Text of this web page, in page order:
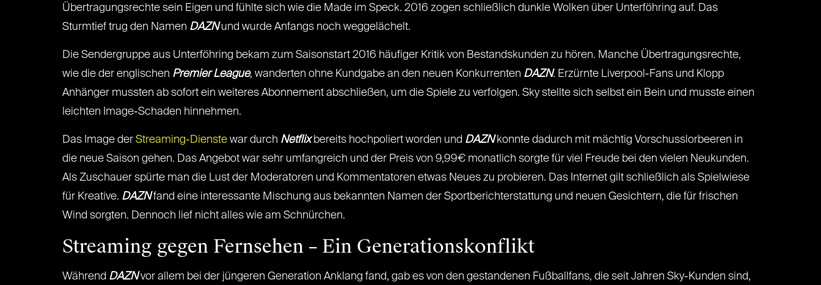
Übertragungsrechte sein Eigen und fühlte sich wie die Made im Speck. 2016 zogen schließlich dunkle Wolken über Unterföhring auf. Das
Sturmtief trug den Namen DAZNund wurde Anfangs noch weggelächelt.
Die Sendergruppe aus Unterföhring bekam zum Saisonstart 2016 häufiger Kritik von Bestandskunden zu hören. Manche Übertragungsrechte,
wie die der englischen Premier League, wanderten ohne Kundgabe an den neuen Konkurrenten DAZN. Erzürnte Liverpool-Fans und Klopp
Anhänger mussten ab sofort ein weiteres Abonnement abschließen, um die Spiele zu verfolgen. Sky stellte sich selbst ein Bein und musste einen
leichten Image-Schaden hinnehmen.
Das Image der Streaming-Dienste war durch Netflixbereits hochpoliert worden und DAZNkonnte dadurch mit mächtig Vorschusslorbeeren in
die neue Saison gehen. Das Angebot war sehr umfangreich und der Preis von 9,99€ monatlich sorgte für viel Freude bei den vielen Neukunden.
Als Zuschauer spürte man die Lust der Moderatoren und Kommentatoren etwas Neues zu probieren. Das Internet gilt schließlich als Spielwiese
für Kreative. DAZNfand eine interessante Mischung aus bekannten Namen der Sportberichterstattung und neuen Gesichtern, die für frischen
Wind sorgten. Dennoch lief nicht alles wie am Schnürchen.
Streaming gegen Fernsehen – Ein Generationskonflikt
Während DAZNvor allem bei der jüngeren Generation Anklang fand, gab es von den gestandenen Fußballfans, die seit Jahren Sky-Kunden sind,